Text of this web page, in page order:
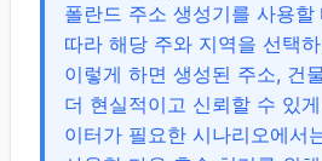
폴란드 주소 생성기를 사용할
따라 해당 주와 지역을 선택
이렇게 하면 생성된 주소, 건
더 현실적이고 신뢰할 수 있
이터가 필요한 시나리오에서